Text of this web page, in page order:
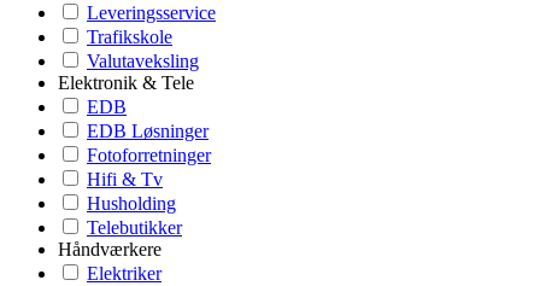
Leveringsservice
Trafikskole
Valutaveksling
Elektronik & Tele
EDB
EDB Løsninger
Fotoforretninger
Hifi & Tv
Husholding
Telebutikker
Håndværkere
Elektriker